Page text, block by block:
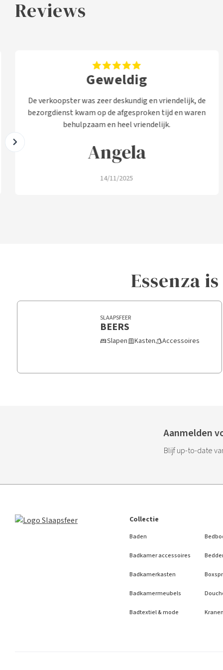
Reviews
Geweldig
De verkoopster was zeer deskundig en vriendelijk, de
bezorgdienst kwam op de afgesproken tijd en waren
behulpzaam en heel vriendelijk.
Angela
14/11/2025
Essenza
SLAAPSFEER
BEERS
bedSlapendoor_slidingKastenstyleAccessoires
Aanmelden
Blijf up-to-date
Collectie
Baden
Badkamer accessoires
Badkamerkasten
Badkamermeubels
Badtextiel & mode Kranen